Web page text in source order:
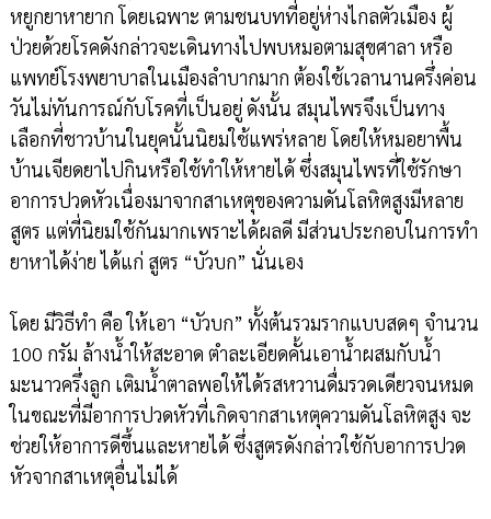
หยูกยาหายาก โดยเฉพาะ ตามชนบทที่อยู่ห่างไกลตัวเมือง ผู้
ป่วยด้วยโรคดังกล่าวจะเดินทางไปพบหมอตามสุขศาลา หรือ
แพทย์โรงพยาบาลในเมืองลำบากมาก ต้องใช้เวลานานครึ่งค่อน
วันไม่ทันการณ์กับโรคที่เป็นอยู่ ดังนั้น สมุนไพรจึงเป็นทาง
เลือกที่ชาวบ้านในยุคนั้นนิยมใช้แพร่หลาย โดยให้หมอยาพื้น
บ้านเจียดยาไปกินหรือใช้ทำให้หายได้ ซึ่งสมุนไพรที่ใช้รักษา
อาการปวดหัวเนื่องมาจากสาเหตุของความดันโลหิตสูงมีหลาย
สูตร แต่ที่นิยมใช้กันมากเพราะได้ผลดี มีส่วนประกอบในการทำ
ยาหาได้ง่าย ได้แก่ สูตร “บัวบก” นั่นเอง
โดย มีวิธีทำ คือ ให้เอา “บัวบก” ทั้งต้นรวมรากแบบสดๆ จำนวน
100 กรัม ล้างน้ำให้สะอาด ตำละเอียดคั้นเอาน้ำผสมกับน้ำ
มะนาวครึ่งลูก เติมน้ำตาลพอให้ได้รสหวานดื่มรวดเดียวจนหมด
ในขณะที่มีอาการปวดหัวที่เกิดจากสาเหตุความดันโลหิตสูง จะ
ช่วยให้อาการดีขึ้นและหายได้ ซึ่งสูตรดังกล่าวใช้กับอาการปวด
หัวจากสาเหตุอื่นไม่ได้